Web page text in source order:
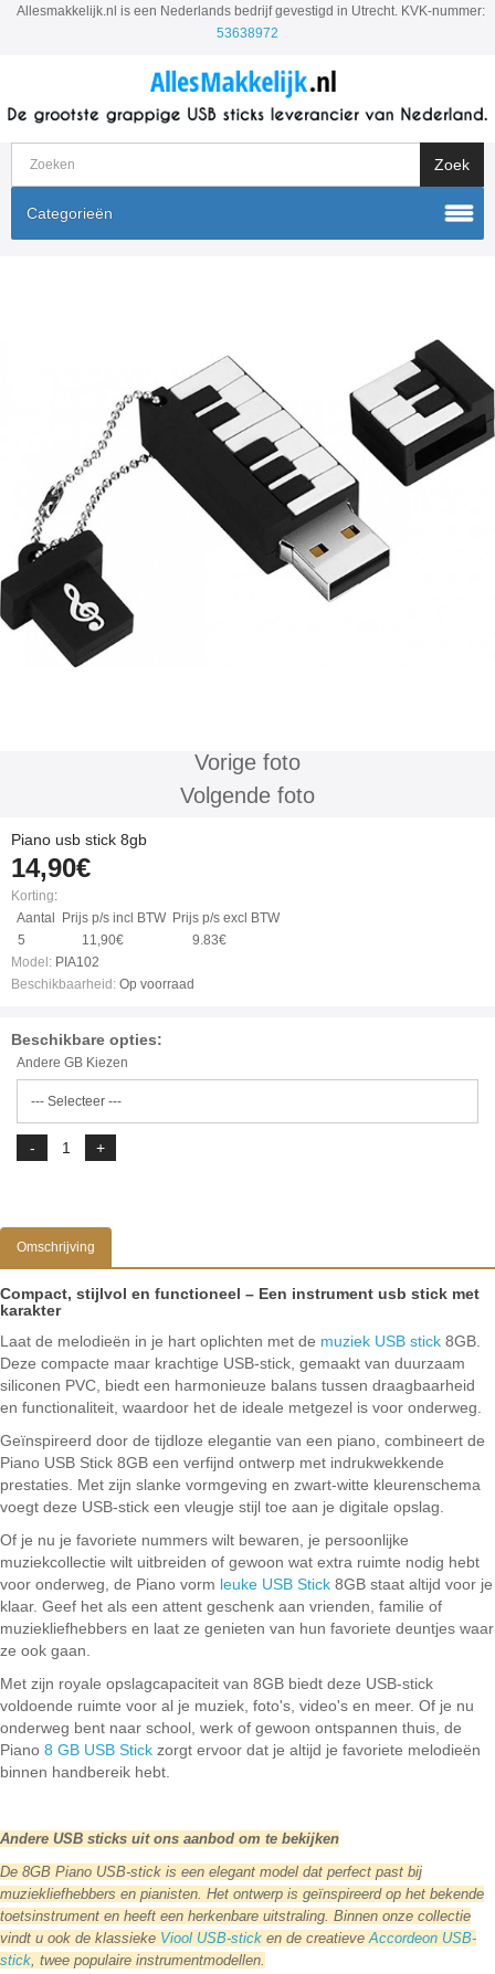
Allesmakkelijk.nl is een Nederlands bedrijf gevestigd in Utrecht. KVK-nummer:
53638972
Categorieën
Vorige foto
Volgende foto
Piano usb stick 8gb
14,90€
Korting:
Aantal
Prijs p/s incl BTW Prijs p/s excl BTW
5
11,90€
9.83€
Model: PIA102
Beschikbaarheid: Op voorraad
Beschikbare opties:
Andere GB Kiezen
Omschrijving
Compact, stijlvol en functioneel – Een instrument usb stick met
karakter
Laat de melodieën in je hart oplichten met de muziek USB stick 8GB.
Deze compacte maar krachtige USB-stick, gemaakt van duurzaam
siliconen PVC, biedt een harmonieuze balans tussen draagbaarheid
en functionaliteit, waardoor het de ideale metgezel is voor onderweg.
Geïnspireerd door de tijdloze elegantie van een piano, combineert de
Piano USB Stick 8GB een verfijnd ontwerp met indrukwekkende
prestaties. Met zijn slanke vormgeving en zwart-witte kleurenschema
voegt deze USB-stick een vleugje stijl toe aan je digitale opslag.
Of je nu je favoriete nummers wilt bewaren, je persoonlijke
muziekcollectie wilt uitbreiden of gewoon wat extra ruimte nodig hebt
voor onderweg, de Piano vorm leuke USB Stick 8GB staat altijd voor je
klaar. Geef het als een attent geschenk aan vrienden, familie of
muziekliefhebbers en laat ze genieten van hun favoriete deuntjes waar
ze ook gaan.
Met zijn royale opslagcapaciteit van 8GB biedt deze USB-stick
voldoende ruimte voor al je muziek, foto's, video's en meer. Of je nu
onderweg bent naar school, werk of gewoon ontspannen thuis, de
Piano 8 GB USB Stick zorgt ervoor dat je altijd je favoriete melodieën
binnen handbereik hebt.
Andere USB sticks uit ons aanbod om te bekijken
De 8GB Piano USB-stick is een elegant model dat perfect past bij
muziekliefhebbers en pianisten. Het ontwerp is geïnspireerd op het bekende
toetsinstrument en heeft een herkenbare uitstraling. Binnen onze collectie
vindt u ook de klassieke Viool USB-stick en de creatieveAccordeon USB-
stick, twee populaire instrumentmodellen.